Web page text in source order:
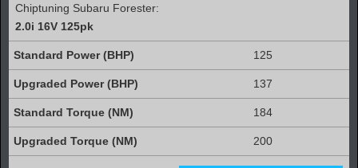
Chiptuning Subaru Forester:
2.0i 16V 125pk
125
137
184
200